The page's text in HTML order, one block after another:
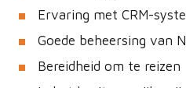
Ervaring met CRM-
Goede beheersing van
Bereidheid om te reizen